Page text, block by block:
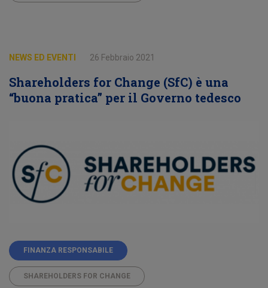
NEWS ED EVENTI 26 Febbraio 2021
Shareholders for Change (SfC) è una
“buona pratica” per il Governo tedesco
FINANZA RESPONSABILE
SHAREHOLDERS FOR CHANGE